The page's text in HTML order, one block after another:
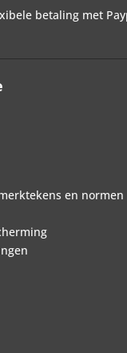
betaling met
en normen